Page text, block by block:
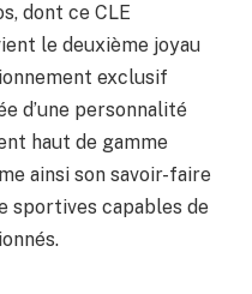
dont ce CLE
le deuxième joyau
exclusif
d’une personnalité
haut de gamme
ainsi son savoir-faire
sportives capables de